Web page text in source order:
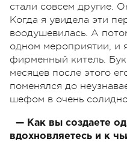
стали совсем другие.
Когда я увидела эти
воодушевилась. А
одном мероприятии, и
фирменный китель.
месяцев после этого
поменялся до
шефом в очень
— Как вы создаете
вдохновляетесь и к